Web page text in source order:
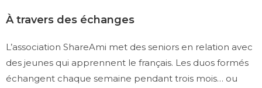
À travers des échanges
L’association ShareAmi met des seniors en relation avec
des jeunes qui apprennent le français. Les duos formés
échangent chaque semaine pendant trois mois… ou